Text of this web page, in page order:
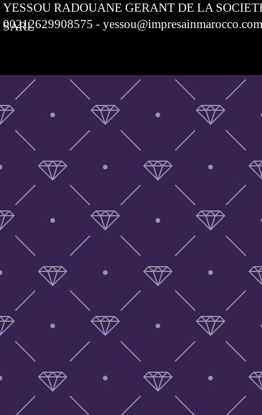
YESSOU RADOUANE GERANT DE LA
SARL
00212629908575 -